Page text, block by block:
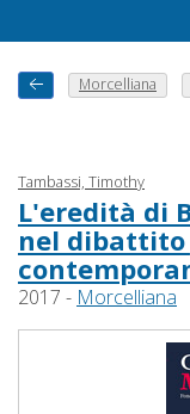
Morcelliana
Tambassi, Timothy
L'eredità di
nel dibattito
2017 - Morcelliana